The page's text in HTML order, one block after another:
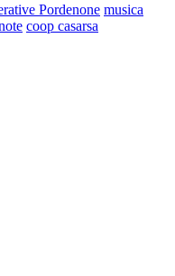
Pordenone musica
coop casarsa